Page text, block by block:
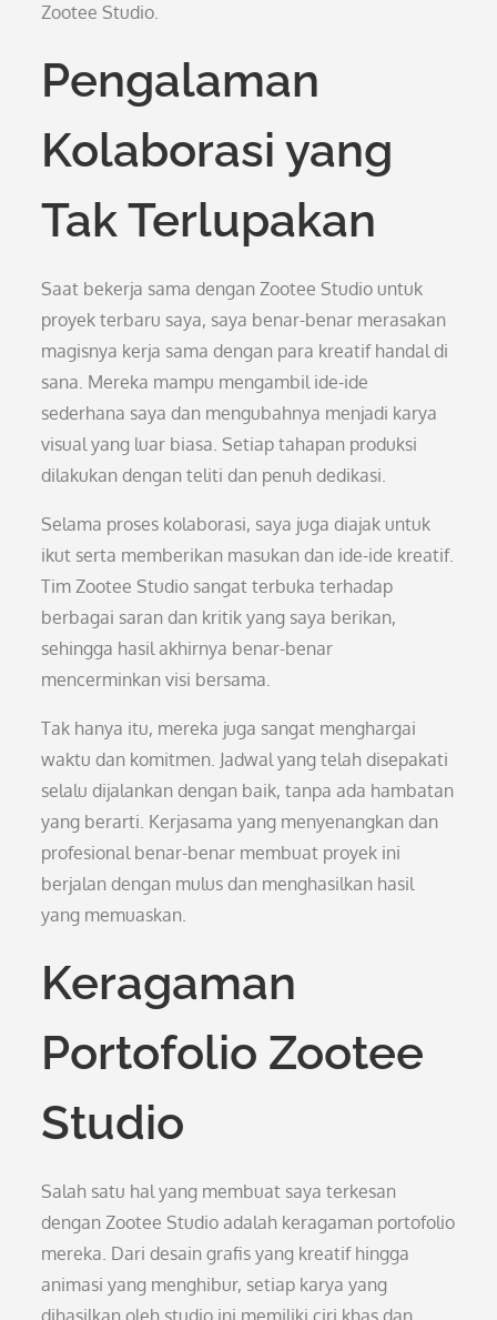
Zootee Studio.
Pengalaman
Kolaborasi yang
Tak Terlupakan
Saat bekerja sama dengan Zootee Studio untuk
proyek terbaru saya, saya benar-benar merasakan
magisnya kerja sama dengan para kreatif handal di
sana. Mereka mampu mengambil ide-ide
sederhana saya dan mengubahnya menjadi karya
visual yang luar biasa. Setiap tahapan produksi
dilakukan dengan teliti dan penuh dedikasi.
Selama proses kolaborasi, saya juga diajak untuk
ikut serta memberikan masukan dan ide-ide kreatif.
Tim Zootee Studio sangat terbuka terhadap
berbagai saran dan kritik yang saya berikan,
sehingga hasil akhirnya benar-benar
mencerminkan visi bersama.
Tak hanya itu, mereka juga sangat menghargai
waktu dan komitmen. Jadwal yang telah disepakati
selalu dijalankan dengan baik, tanpa ada hambatan
yang berarti. Kerjasama yang menyenangkan dan
profesional benar-benar membuat proyek ini
berjalan dengan mulus dan menghasilkan hasil
yang memuaskan.
Keragaman
Portofolio Zootee
Studio
Salah satu hal yang membuat saya terkesan
dengan Zootee Studio adalah keragaman portofolio
mereka. Dari desain grafis yang kreatif hingga
animasi yang menghibur, setiap karya yang
dihasilkan oleh studio ini memiliki ciri khas dan